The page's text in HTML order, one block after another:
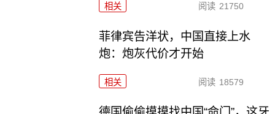
相关 阅读 21750
菲律宾告洋状，中国直接上水
炮：炮灰代价才开始
相关 阅读 18579